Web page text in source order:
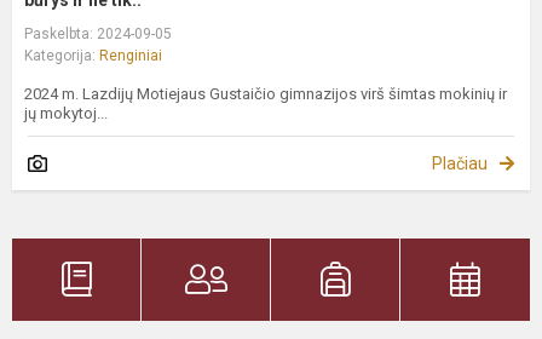
Paskelbta: 2024-09-05
Kategorija: Renginiai
2024 m. Lazdijų Motiejaus Gustaičio gimnazijos virš šimtas mokinių ir
jų mokytoj...
Plačiau